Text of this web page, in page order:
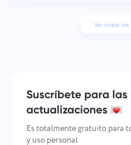
Ver todas las
Suscríbete para las
actualizaciones
Es totalmente gratuito para
y uso personal